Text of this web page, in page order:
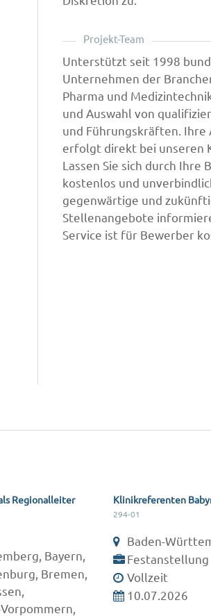
Projekt-Team
Unterstützt seit 1998
Unternehmen der
Pharma und
und Auswahl von
und Führungskräften. Ihre
erfolgt direkt bei unseren
Lassen Sie sich durch Ihre
kostenlos und
gegenwärtige und
Stellenangebote
Service ist für Bewerber
Regionalleiter
Bayern,
Bremen,
Klinikreferenten
294-01
Baden-
Festanstellung
Vollzeit
10.07.2026